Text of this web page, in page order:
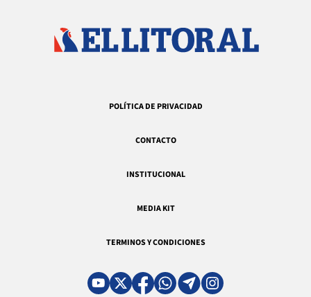
POLÍTICA DE PRIVACIDAD
CONTACTO
INSTITUCIONAL
MEDIA KIT
TERMINOS Y CONDICIONES